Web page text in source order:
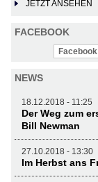
JETZT ANSEHEN
FACEBOOK
NEWS
18.12.2018 - 11:25
Der Weg zum
Bill Newman
27.10.2018 - 13:30
Im Herbst ans